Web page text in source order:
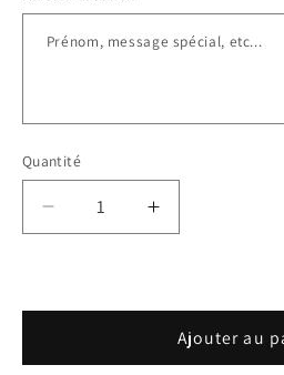
Quantité
Réduire
la
Boule
Noël
Augmenter
la
Boule
Noël
Ajouter au